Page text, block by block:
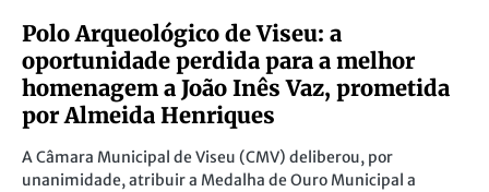
Polo Arqueológico de Viseu: a
oportunidade perdida para a melhor
homenagem a João Inês Vaz, prometida
por Almeida Henriques
A Câmara Municipal de Viseu (CMV) deliberou, por
unanimidade, atribuir a Medalha de Ouro Municipal a